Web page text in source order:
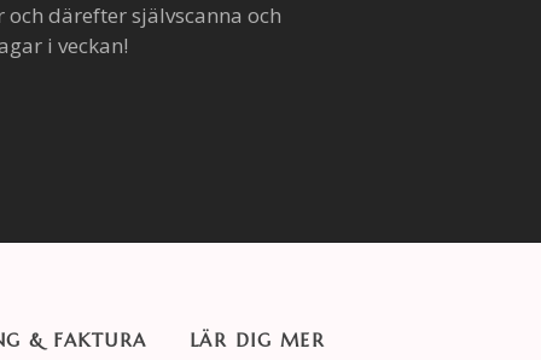
därefter självscanna och
i veckan!
& FAKTURA LÄR DIG MER